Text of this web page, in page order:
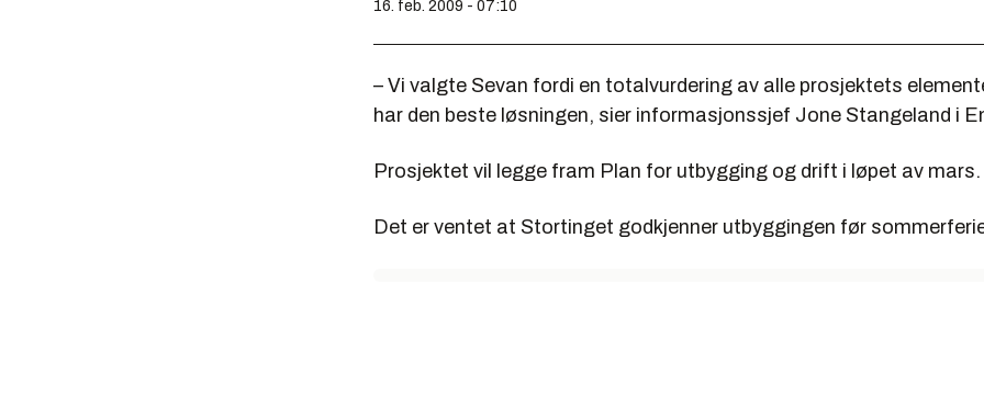
16. feb. 2009 - 07:10
– Vi valgte Sevan fordi en totalvurdering av alle prosjektets
har den beste løsningen, sier informasjonssjef Jone Stangeland i
Prosjektet vil legge fram Plan for utbygging og drift i løpet av mars.
Det er ventet at Stortinget godkjenner utbyggingen før